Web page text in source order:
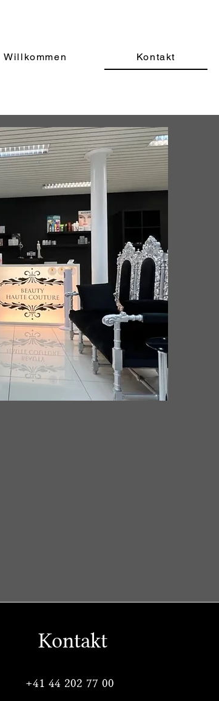
Willkommen Kontakt
Kontakt
+41 44 202 77 00